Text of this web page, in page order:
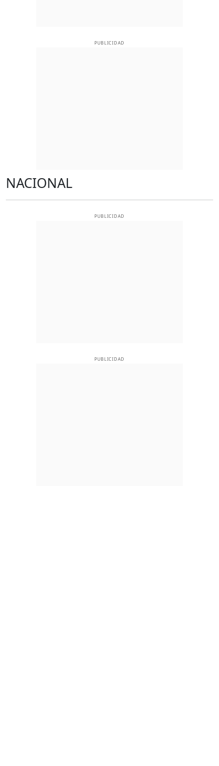
PUBLICIDAD
NACIONAL
PUBLICIDAD
PUBLICIDAD